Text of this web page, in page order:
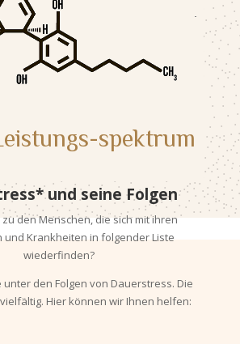
spektrum
und seine Folgen
den Menschen, die sich mit ihren
und Krankheiten in folgender Liste
wiederfinden?
unter den Folgen von Dauerstress. Die
Hier können wir Ihnen helfen: